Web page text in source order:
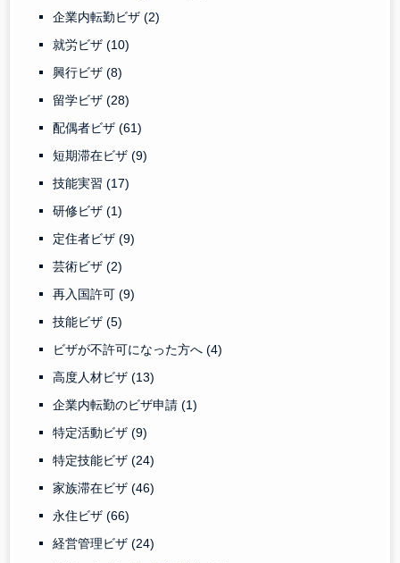
企業内転勤ビザ(2)
就労ビザ(10)
興行ビザ(8)
留学ビザ(28)
配偶者ビザ(61)
短期滞在ビザ(9)
技能実習(17)
研修ビザ(1)
定住者ビザ(9)
芸術ビザ(2)
再入国許可(9)
技能ビザ(5)
ビザが不許可になった方へ(4)
高度人材ビザ(13)
企業内転勤のビザ申請(1)
特定活動ビザ(9)
特定技能ビザ(24)
家族滞在ビザ(46)
永住ビザ(66)
経営管理ビザ(24)